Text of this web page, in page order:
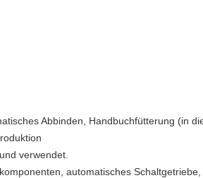
Abbinden, Handbuchfütterung (in
verwendet.
automatisches